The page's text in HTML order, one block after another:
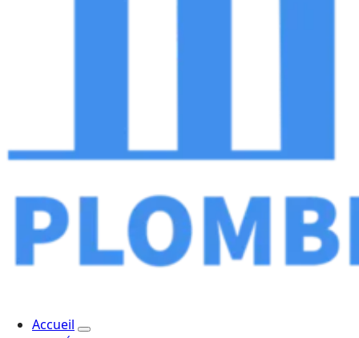
Plombier Chauffagiste
Accueil